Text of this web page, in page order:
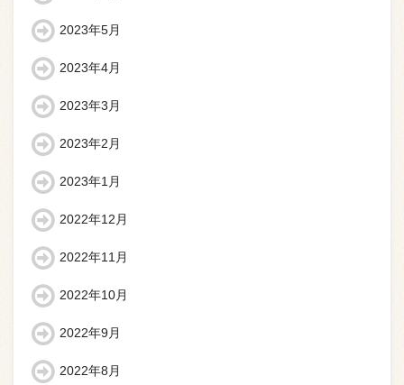
2023年5月
2023年4月
2023年3月
2023年2月
2023年1月
2022年12月
2022年11月
2022年10月
2022年9月
2022年8月